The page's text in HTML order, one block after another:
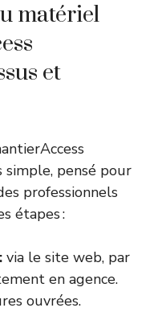
matériel
et
simple, pensé pour
professionnels
étapes :
via le site web, par
en agence.
ouvrées.